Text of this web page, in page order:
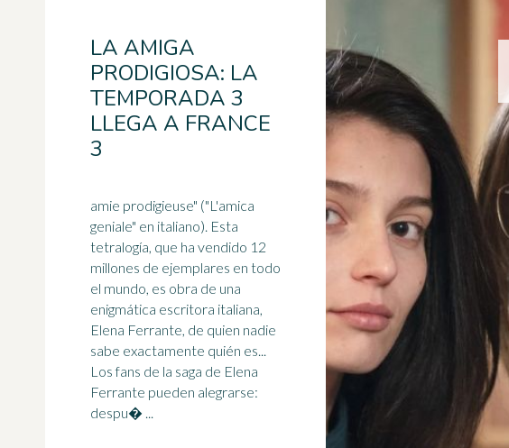
LA AMIGA
PRODIGIOSA: LA
TEMPORADA 3
LLEGA A FRANCE
3
amie prodigieuse" ("L'amica
geniale" en italiano). Esta
tetralogía, que ha vendido 12
millones de ejemplares en todo
el mundo, es obra de una
enigmática escritora italiana,
Elena Ferrante, de quien nadie
sabe exactamente quién es...
Los fans de la saga de Elena
Ferrante pueden alegrarse:
despu� ...